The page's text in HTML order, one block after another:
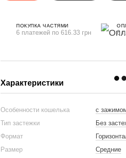
ПОКУПКА ЧАСТЯМИ
6 платежей по 616.33 грн 6
Характеристики
Особенности кошелька
с
Тип застежки
Без
Формат
Размер
Средние